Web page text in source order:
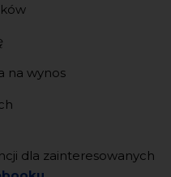
na wynos
dla zainteresowanych